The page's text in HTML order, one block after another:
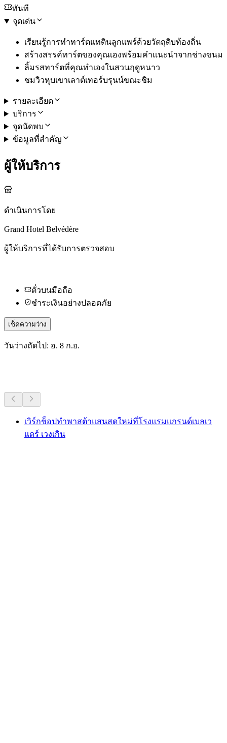
ทันที
จุดเด่น
เรียนรู้การทำทาร์ตแทตินลูกแพร์ด้วยวัตถุดิบท้องถิ่น
สร้างสรรค์ทาร์ตของคุณเองพร้อมคำแนะนำจากช่างขนม
ลิ้มรสทาร์ตที่คุณทำเองในสวนฤดูหนาว
ชมวิวหุบเขาเลาต์เทอร์บรุนน์ขณะชิม
รายละเอียด
บริการ
จุดนัดพบ
ข้อมูลที่สำคัญ
ผู้ให้บริการ
ดำเนินการโดย
Grand Hotel Belvédère
ผู้ให้บริการที่ได้รับการตรวจสอบ
ตั๋วบนมือถือ
ชำระเงินอย่างปลอดภัย
เช็คความว่าง
วันว่างถัดไป: อ. 8 ก.ย.
เวิร์กช็อปทำพาสต้าแสนสดใหม่ที่โรงแรมแกรนด์เบลเว
แดร์ เวงเกิน